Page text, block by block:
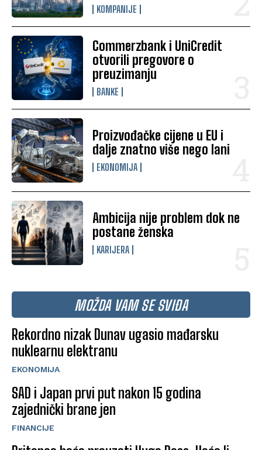
KOMPANIJE
Commerzbank i UniCredit
otvorili pregovore o
preuzimanju
BANKE
Proizvođačke cijene u EU i
dalje znatno više nego lani
EKONOMIJA
Ambicija nije problem dok ne
postane ženska
KARIJERA
MOŽDA VAM SE SVIĐA
Rekordno nizak Dunav ugasio mađarsku
nuklearnu elektranu
EKONOMIJA
SAD i Japan prvi put nakon 15 godina
zajednički brane jen
FINANCIJE